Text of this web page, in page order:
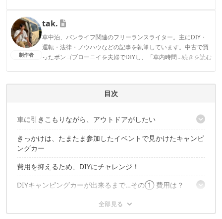
CAMP HACK編集部のプロフィール
制作者
tak.
車中泊、バンライフ関連のフリーランスライター。主にDIY・
運転・法律・ノウハウなどの記事を執筆しています。中古で買
ったボンゴブローニイを夫婦でDIYし、「車内時間を楽しむ」
...続きを読む
目次
車に引きこもりながら、アウトドアがしたい
でも、キャンピングカーは買わない。「バンコンDIY」で費用を削
減！
きっかけは、たまたま参加したイベントで見かけたキャンピ
ングカー
費用を抑えるため、DIYにチャレンジ！
DIYキャンピングカーが出来るまで…その① 費用は？
まずはベース車を45万円で購入
DIYキャンピングカーが出来るまで…その② ナンバー取
得と車検は？